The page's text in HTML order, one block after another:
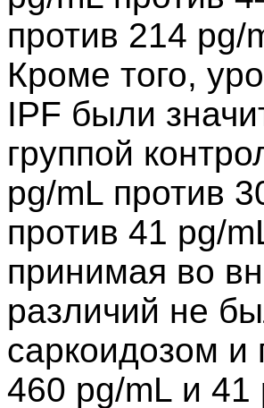
против 214 pg/
Кроме того,
IPF были
группой
pg/mL против
против 41 pg/
принимая во
различий не
саркоидозом и
460 pg/mL и 41